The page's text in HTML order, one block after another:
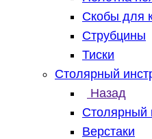
Скобы для
Струбцины
Тиски
Столярный
Назад
Столярный
Верстаки